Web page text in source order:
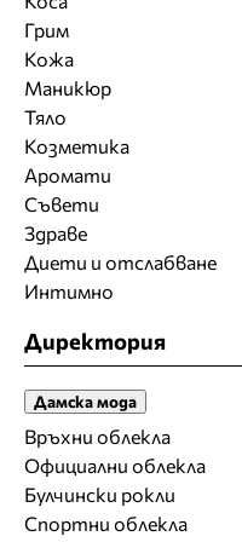
Грим
Кожа
Маникюр
Тяло
Козметика
Аромати
Съвети
Здраве
Диети и отслабване
Интимно
Директория
Дамска мода
Връхни облекла
Официални облекла
Булчински рокли
Спортни облекла